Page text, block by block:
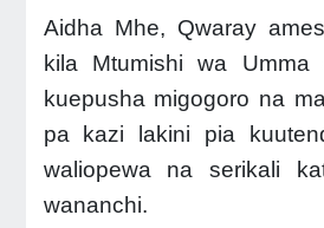
Aidha Mhe, Qwaray
kila Mtumishi wa
kuepusha migogoro na
pa kazi lakini pia
waliopewa na serikali
wananchi.